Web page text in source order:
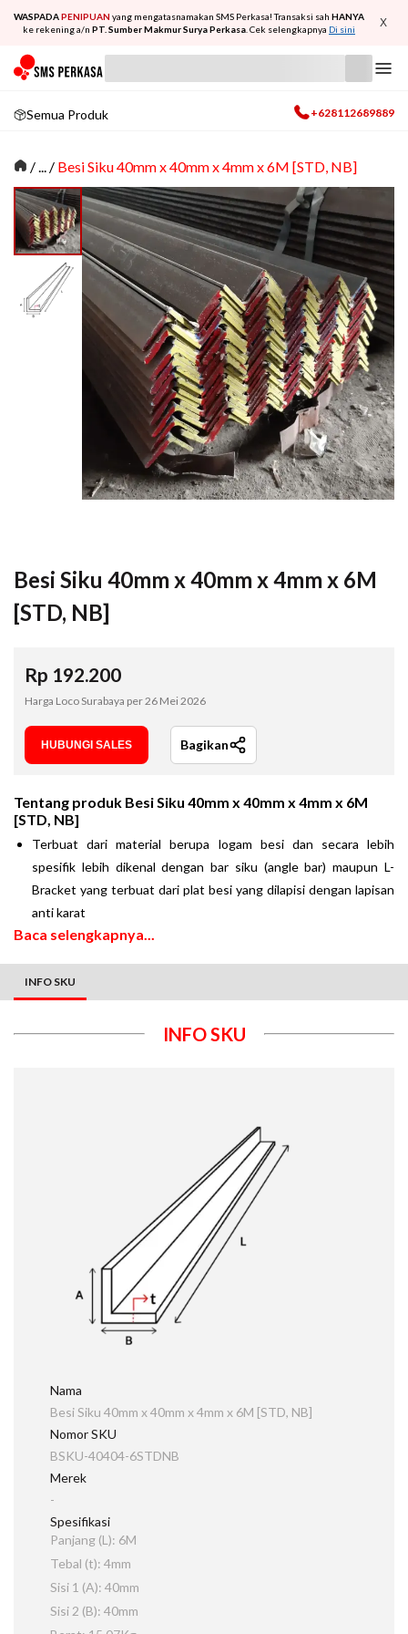
WASPADAPENIPUAN yang mengatasnamakan SMS Perkasa! Transaksi sah HANYA
ke rekening a/n PT. Sumber Makmur Surya Perkasa . Cek selengkapnya Di sini X
Semua Produk +628112689889
/... / Besi Siku 40mm x 40mm x 4mm x 6M [STD, NB]
Besi Siku 40mm x 40mm x 4mm x 6M
[STD, NB]
Rp 192.200
Harga Loco Surabaya per26 Mei 2026
HUBUNGI SALES Bagikan
Tentang produk Besi Siku 40mm x 40mm x 4mm x 6M
[STD, NB]
Terbuat dari material berupa logam besi dan secara lebih
spesifik lebih dikenal dengan bar siku (angle bar) maupun L-
Bracket yang terbuat dari plat besi yang dilapisi dengan lapisan
anti karat
Baca selengkapnya...
INFO SKU
INFO SKU
Nama
Besi Siku 40mm x 40mm x 4mm x 6M [STD, NB]
Nomor SKU
BSKU-40404-6STDNB
Merek
-
Spesifikasi
Panjang (L): 6M
Tebal (t): 4mm
Sisi 1 (A): 40mm
Sisi 2 (B): 40mm